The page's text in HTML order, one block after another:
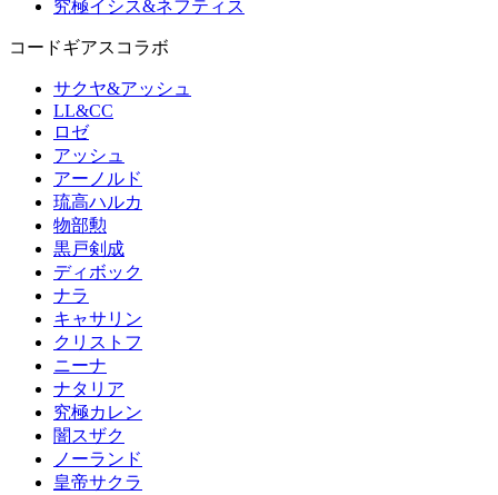
究極イシス&ネフティス
コードギアスコラボ
サクヤ&アッシュ
LL&CC
ロゼ
アッシュ
アーノルド
琉高ハルカ
物部勲
黒戸剣成
ディボック
ナラ
キャサリン
クリストフ
ニーナ
ナタリア
究極カレン
闇スザク
ノーランド
皇帝サクラ